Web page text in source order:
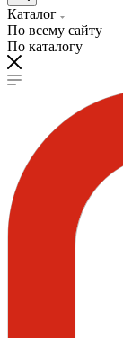
Каталог
По всему сайту
По каталогу